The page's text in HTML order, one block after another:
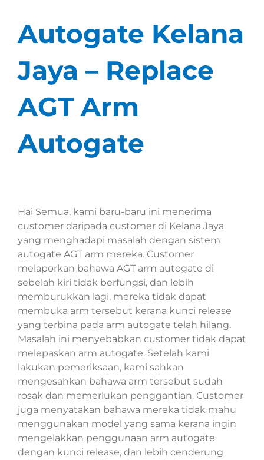
Autogate Kelana
Jaya – Replace
AGT Arm
Autogate
Hai Semua, kami baru-baru ini menerima
customer daripada customer di Kelana Jaya
yang menghadapi masalah dengan sistem
autogate AGT arm mereka. Customer
melaporkan bahawa AGT arm autogate di
sebelah kiri tidak berfungsi, dan lebih
memburukkan lagi, mereka tidak dapat
membuka arm tersebut kerana kunci release
yang terbina pada arm autogate telah hilang.
Masalah ini menyebabkan customer tidak dapat
melepaskan arm autogate. Setelah kami
lakukan pemeriksaan, kami sahkan
mengesahkan bahawa arm tersebut sudah
rosak dan memerlukan penggantian. Customer
juga menyatakan bahawa mereka tidak mahu
menggunakan model yang sama kerana ingin
mengelakkan penggunaan arm autogate
dengan kunci release, dan lebih cenderung